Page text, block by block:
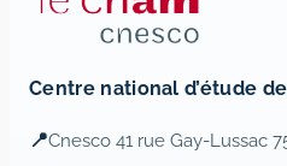
Centre national d’étude
📍Cnesco 41 rue Gay-Lussac